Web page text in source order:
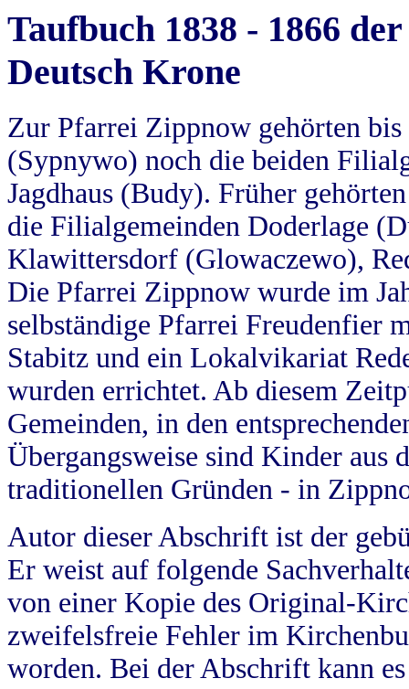
Taufbuch 1838 - 1866
Deutsch Krone
Zur Pfarrei Zippnow gehörten
(Sypnywo) noch die beiden
Jagdhaus (Budy). Früher
die Filialgemeinden Doderlage
Klawittersdorf (Glowaczewo),
Die Pfarrei Zippnow wurde im
selbständige Pfarrei Freudenfier
Stabitz und ein Lokalvikariat
wurden errichtet. Ab diesem
Gemeinden, in den
Übergangsweise sind Kinder aus
traditionellen Gründen - in
Autor dieser Abschrift ist der
Er weist auf folgende
von einer Kopie des Original-
zweifelsfreie Fehler im
worden. Bei der Abschrift kann